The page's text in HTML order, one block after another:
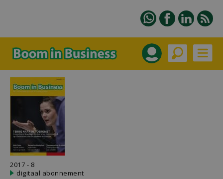
2017 - 8
digitaal abonnement